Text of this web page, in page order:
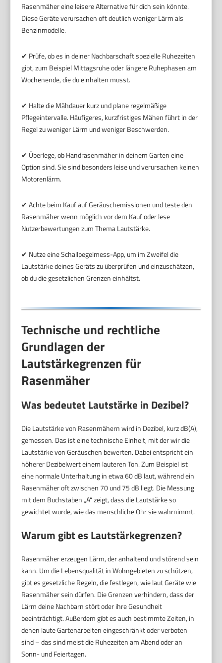
Rasenmäher eine leisere Alternative für dich sein könnte.
Diese Geräte verursachen oft deutlich weniger Lärm als
Benzinmodelle.
✔ Prüfe, ob es in deiner Nachbarschaft spezielle Ruhezeiten
gibt, zum Beispiel Mittagsruhe oder längere Ruhephasen am
Wochenende, die du einhalten musst.
✔ Halte die Mähdauer kurz und plane regelmäßige
Pflegeintervalle. Häufigeres, kurzfristiges Mähen führt in der
Regel zu weniger Lärm und weniger Beschwerden.
✔ Überlege, ob Handrasenmäher in deinem Garten eine
Option sind. Sie sind besonders leise und verursachen keinen
Motorenlärm.
✔ Achte beim Kauf auf Geräuschemissionen und teste den
Rasenmäher wenn möglich vor dem Kauf oder lese
Nutzerbewertungen zum Thema Lautstärke.
✔ Nutze eine Schallpegelmess-App, um im Zweifel die
Lautstärke deines Geräts zu überprüfen und einzuschätzen,
ob du die gesetzlichen Grenzen einhältst.
Technische und rechtliche
Grundlagen der
Lautstärkegrenzen für
Rasenmäher
Was bedeutet Lautstärke in Dezibel?
Die Lautstärke von Rasenmähern wird in Dezibel, kurz dB(A),
gemessen. Das ist eine technische Einheit, mit der wir die
Lautstärke von Geräuschen bewerten. Dabei entspricht ein
höherer Dezibelwert einem lauteren Ton. Zum Beispiel ist
eine normale Unterhaltung in etwa 60 dB laut, während ein
Rasenmäher oft zwischen 70 und 75 dB liegt. Die Messung
mit dem Buchstaben „A“ zeigt, dass die Lautstärke so
gewichtet wurde, wie das menschliche Ohr sie wahrnimmt.
Warum gibt es Lautstärkegrenzen?
Rasenmäher erzeugen Lärm, der anhaltend und störend sein
kann. Um die Lebensqualität in Wohngebieten zu schützen,
gibt es gesetzliche Regeln, die festlegen, wie laut Geräte wie
Rasenmäher sein dürfen. Die Grenzen verhindern, dass der
Lärm deine Nachbarn stört oder ihre Gesundheit
beeinträchtigt. Außerdem gibt es auch bestimmte Zeiten, in
denen laute Gartenarbeiten eingeschränkt oder verboten
sind – das sind meist die Ruhezeiten am Abend oder an
Sonn- und Feiertagen.